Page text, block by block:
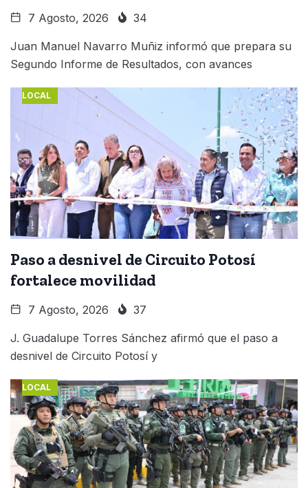
7 Agosto, 2026 34
Juan Manuel Navarro Muñiz informó que prepara su
Segundo Informe de Resultados, con avances
LOCAL
Paso a desnivel de Circuito Potosí
fortalece movilidad
7 Agosto, 2026 37
J. Guadalupe Torres Sánchez afirmó que el paso a
desnivel de Circuito Potosí y
LOCAL